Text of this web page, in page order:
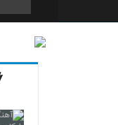
4314